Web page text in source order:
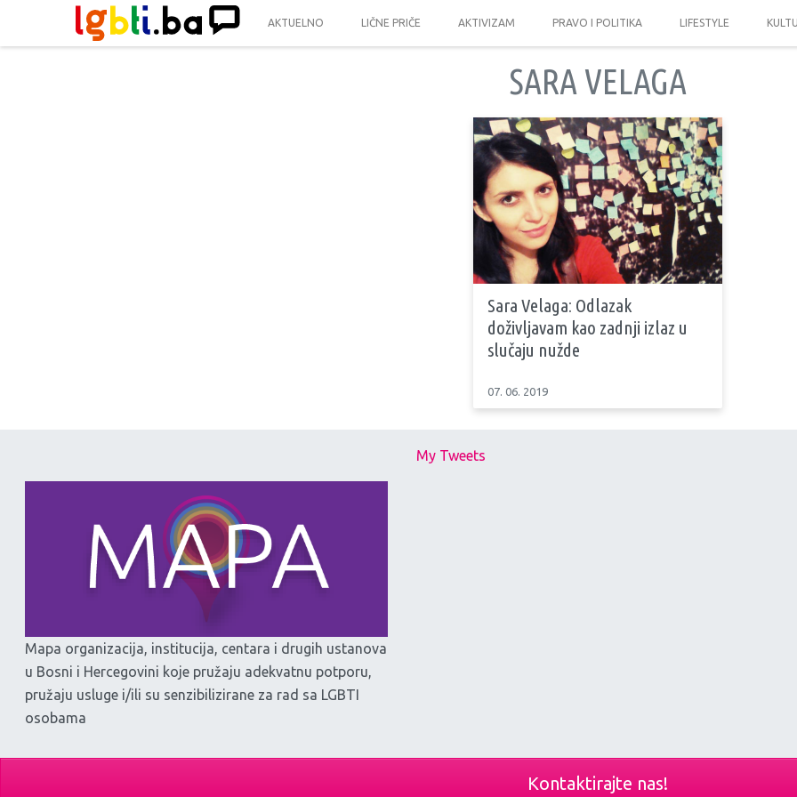
AKTUELNO LIČNE PRIČE AKTIVIZAM PRAVO I POLITIKA LIFESTYLE
SARA VELAGA
Sara Velaga: Odlazak
doživljavam kao zadnji izlaz u
slučaju nužde
07. 06. 2019
Mapa organizacija, institucija, centara i drugih ustanova
u Bosni i Hercegovini koje pružaju adekvatnu potporu,
pružaju usluge i/ili su senzibilizirane za rad sa LGBTI
osobama
My Tweets
Kontaktirajte nas!